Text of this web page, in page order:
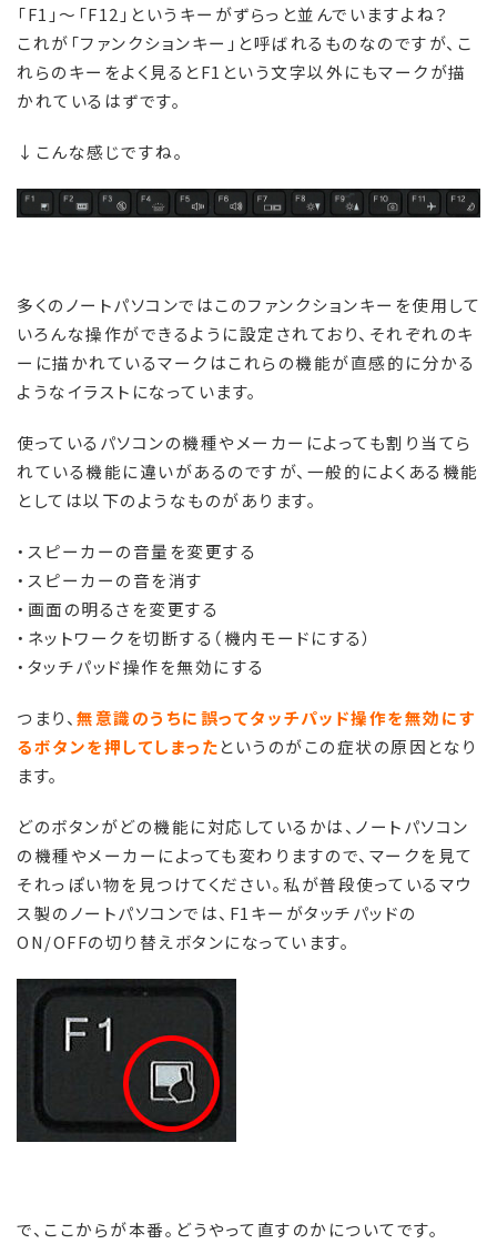
「F1」～「F12」というキーがずらっと並んでいますよね？
これが「ファンクションキー」と呼ばれるものなのですが、こ
れらのキーをよく見るとF1という文字以外にもマークが描
かれているはずです。
↓こんな感じですね。
多くのノートパソコンではこのファンクションキーを使用して
いろんな操作ができるように設定されており、それぞれのキ
ーに描かれているマークはこれらの機能が直感的に分かる
ようなイラストになっています。
使っているパソコンの機種やメーカーによっても割り当てら
れている機能に違いがあるのですが、一般的によくある機能
としては以下のようなものがあります。
・スピーカーの音量を変更する
・スピーカーの音を消す
・画面の明るさを変更する
・ネットワークを切断する（機内モードにする）
・タッチパッド操作を無効にする
つまり、無意識のうちに誤ってタッチパッド操作を無効にす
るボタンを押してしまったというのがこの症状の原因となり
ます。
どのボタンがどの機能に対応しているかは、ノートパソコン
の機種やメーカーによっても変わりますので、マークを見て
それっぽい物を見つけてください。私が普段使っているマウ
ス製のノートパソコンでは、F1キーがタッチパッドの
ON/OFFの切り替えボタンになっています。
で、ここからが本番。どうやって直すのかについてです。